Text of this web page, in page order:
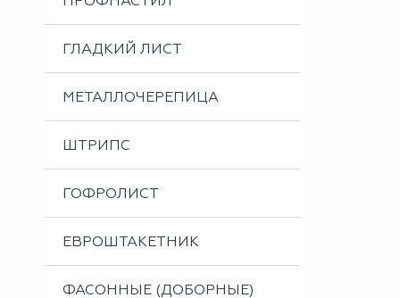
Металлоизделия
Проектирование вентилируемых фасадов
Вальцовка листового металла
ГЛАДКИЙ ЛИСТ
МЕТАЛЛОЧЕРЕПИЦА
ШТРИПС
ГОФРОЛИСТ
ЕВРОШТАКЕТНИК
ФАСОННЫЕ (ДОБОРНЫЕ)